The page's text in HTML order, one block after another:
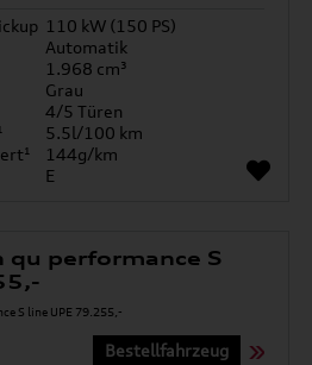
110 kW (150 PS)
Automatik
1.968 cm³
Grau
4/5 Türen
5.5l/100 km
144g/km
E
qu performance S
Bestellfahrzeug